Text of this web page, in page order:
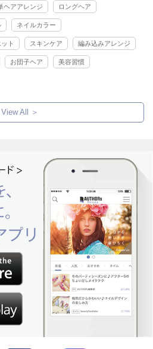
ヘアアレンジ ロングヘア
ネイルカラー
ト スキンケア 編み込みアレンジ
お団子ヘア 美容習慣
View All ＞